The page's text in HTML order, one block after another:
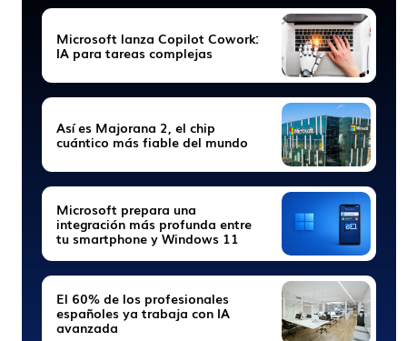
Microsoft lanza Copilot Cowork:
IA para tareas complejas
Así es Majorana 2, el chip
cuántico más fiable del mundo
Microsoft prepara una
integración más profunda entre
tu smartphone y Windows 11
El 60% de los profesionales
españoles ya trabaja con IA
avanzada